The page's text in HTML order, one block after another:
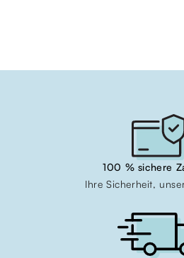
100 % sichere
Ihre Sicherheit,